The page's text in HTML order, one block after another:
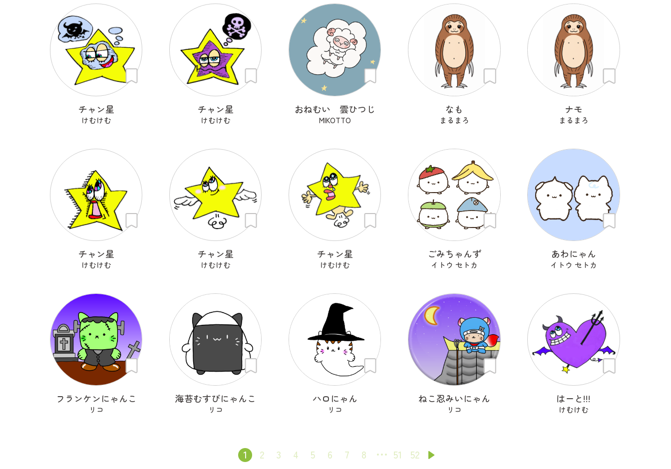
チャン星
けむけむ
チャン星
けむけむ
おねむい 雲ひつじ
MIKOTTO
なも
まるまろ
ナモ
まるまろ
チャン星
けむけむ
チャン星
けむけむ
チャン星
けむけむ
ごみちゃんず
イトウ セトカ
あわにゃん
イトウ セトカ
フランケンにゃんこ
リコ
海苔むすびにゃんこ
リコ
ハロにゃん
リコ
ねこ忍みいにゃん
リコ
はーと!!!
けむけむ
1 2 3 4 5 6 7 8 51 52